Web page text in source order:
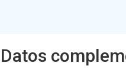
Datos